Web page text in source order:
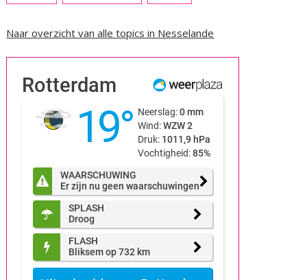
Naar overzicht van alle topics in Nesselande